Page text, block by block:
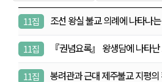
11집
조선 왕실 불교 의례에 나타나
道…
11집
『권념요록』 왕생담에 나타
불…
11집 봉려관과 근대 제주불교 지평